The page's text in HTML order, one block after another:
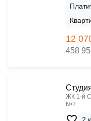
12
458
ЖК 1‑й
№2